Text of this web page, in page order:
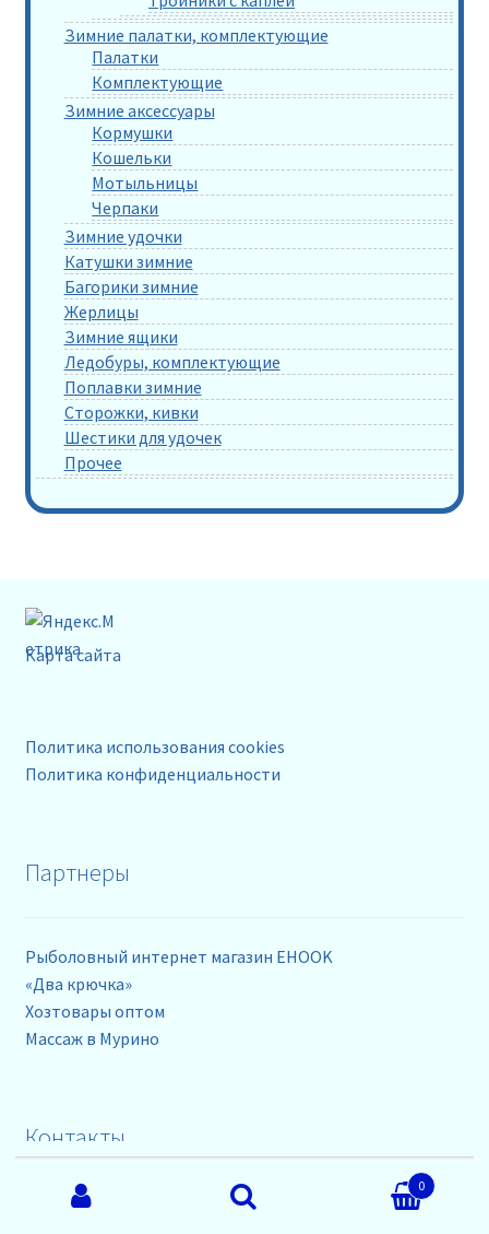
Зимние палатки, комплектующие
Палатки
Комплектующие
Зимние аксессуары
Кормушки
Кошельки
Мотыльницы
Черпаки
Зимние удочки
Катушки зимние
Багорики зимние
Жерлицы
Зимние ящики
Ледобуры, комплектующие
Поплавки зимние
Сторожки, кивки
Шестики для удочек
Прочее
Карта сайта
Политика использования cookies
Политика конфиденциальности
Партнеры
Рыболовный интернет магазин EHOOK
«Два крючка»
Хозтовары оптом
Массаж в Мурино
Контакты
0